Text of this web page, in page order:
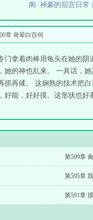
阁 神豪的后宫日常
章 肏晕白百何
门拿着肉棒用龟头在她的
她的神也乱来。 一具话，
抓再揉。 这娴熟的技术把
，好能，好好摸。这形
第599章
第595章
第591章